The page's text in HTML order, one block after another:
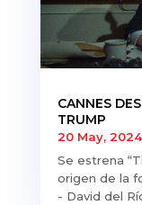
CANNES
TRUMP
20 May, 2024
Se estrena
origen de la
- David del